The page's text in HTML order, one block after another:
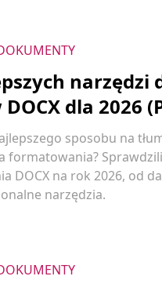
narzędzi
dla 2026
sposobu na
formatowania?
DOCX na rok 2026, od
narzędzia.